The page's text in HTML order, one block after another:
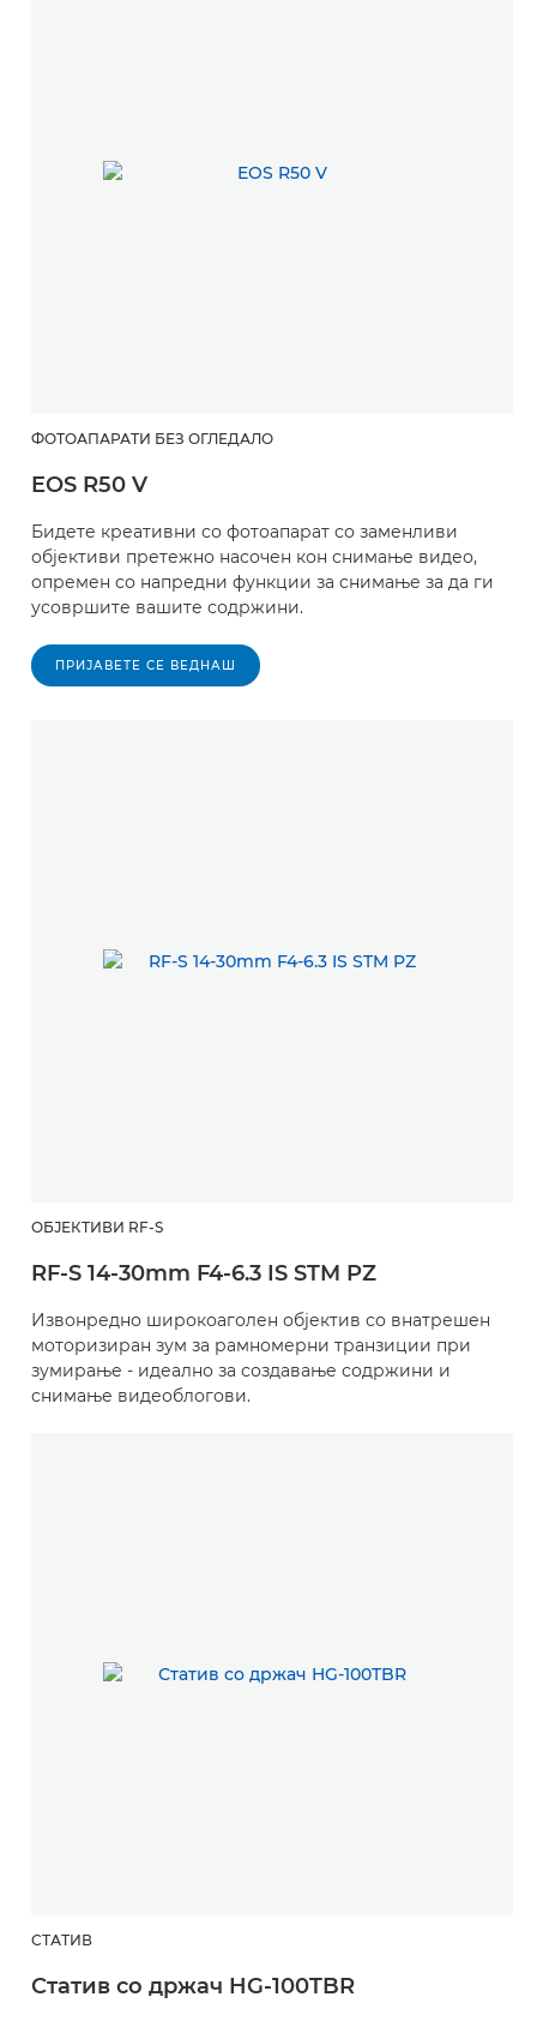
ФОТОАПАРАТИ БЕЗ ОГЛЕДАЛО
EOS R50 V
Бидете креативни со фотоапарат со заменливи
објективи претежно насочен кон снимање видео,
опремен со напредни функции за снимање за да ги
усовршите вашите содржини.
ПРИЈАВЕТЕ СЕ ВЕДНАШ
ОБЈЕКТИВИ RF-S
RF-S 14-30mm F4-6.3 IS STM PZ
Извонредно широкоаголен објектив со внатрешен
моторизиран зум за рамномерни транзиции при
зумирање - идеално за создавање содржини и
снимање видеоблогови.
СТАТИВ
Статив со држач HG-100TBR